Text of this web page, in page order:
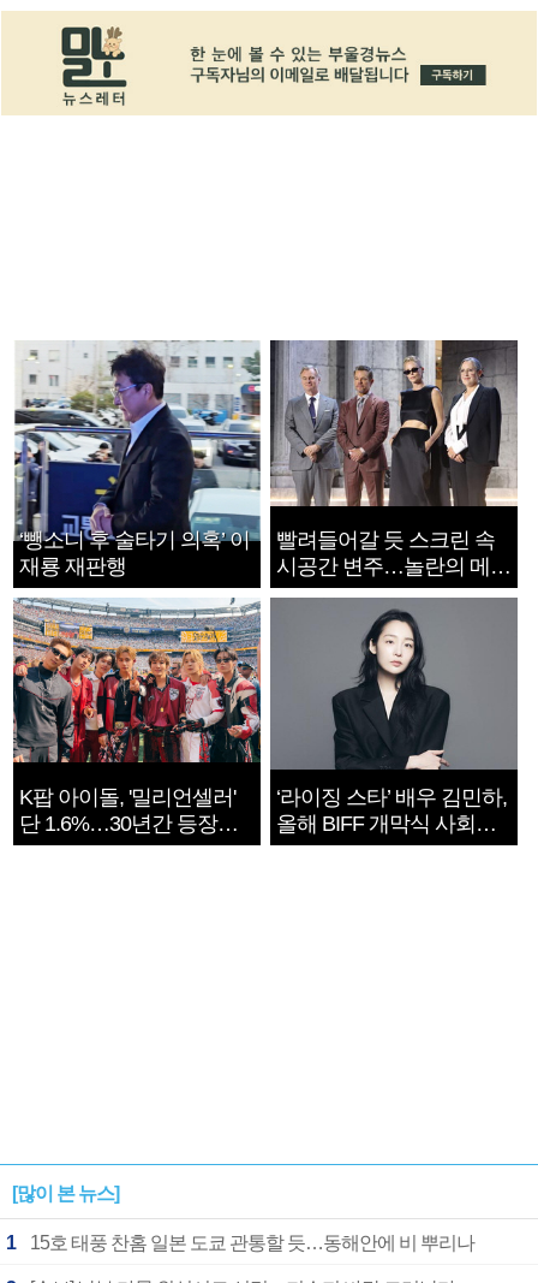
‘뺑소니 후 술타기 의혹’ 이
재룡 재판행
빨려들어갈 듯 스크린 속
시공간 변주…놀란의 메시
지는 ‘전쟁 속죄’
K팝 아이돌, '밀리언셀러'
단 1.6%…30년간 등장
1182개팀 전수조사
‘라이징 스타’ 배우 김민하,
올해 BIFF 개막식 사회자
확정
[많이 본 뉴스]
1 15호 태풍 찬홈 일본 도쿄 관통할 듯…동해안에 비 뿌리나